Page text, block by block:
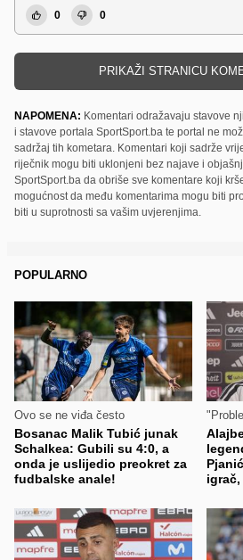
0 0
PRIKAŽI STRANICU
NAPOMENA: Komentari odražavaju stavove
i stavove portala SportSport.ba te portal ne
sadržaj tih kometara. Komentari koji sadrže
riječnik mogu biti uklonjeni bez najave i
SportSport.ba da obriše sve komentare koji
mogućnost da među komentarima mogu biti
biti u suprotnosti sa vašim uvjerenjima.
POPULARNO
Ovo se ne viđa često
Bosanac Malik Tubić junak
Schalkea: Gubili su 4:0, a
onda je uslijedio preokret za
fudbalske anale!